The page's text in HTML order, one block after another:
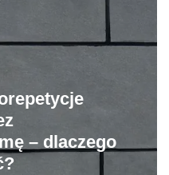
– dlaczego